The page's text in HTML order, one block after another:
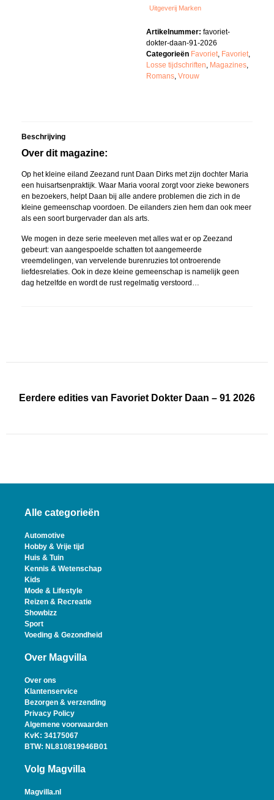
Uitgeverij Marken
Artikelnummer: favoriet-
dokter-daan-91-2026
Categorieën Favoriet, Favoriet,
Losse tijdschriften, Magazines,
Romans, Vrouw
Beschrijving
Over dit magazine:
Op het kleine eiland Zeezand runt Daan Dirks met zijn dochter Maria
een huisartsenpraktijk. Waar Maria vooral zorgt voor zieke bewoners
en bezoekers, helpt Daan bij alle andere problemen die zich in de
kleine gemeenschap voordoen. De eilanders zien hem dan ook meer
als een soort burgervader dan als arts.
We mogen in deze serie meeleven met alles wat er op Zeezand
gebeurt: van aangespoelde schatten tot aangemeerde
vreemdelingen, van vervelende burenruzies tot ontroerende
liefdesrelaties. Ook in deze kleine gemeenschap is namelijk geen
dag hetzelfde en wordt de rust regelmatig verstoord…
Eerdere edities van Favoriet Dokter Daan – 91 2026
Alle categorieën
Automotive
Hobby & Vrije tijd
Huis & Tuin
Kennis & Wetenschap
Kids
Mode & Lifestyle
Reizen & Recreatie
Showbizz
Sport
Voeding & Gezondheid
Over Magvilla
Over ons
Klantenservice
Bezorgen & verzending
Privacy Policy
Algemene voorwaarden
KvK: 34175067
BTW: NL810819946B01
Volg Magvilla
Magvilla.nl